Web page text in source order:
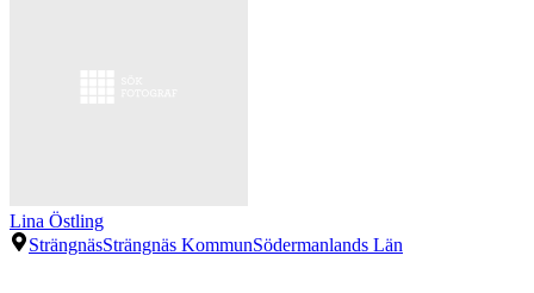
Lina Östling
SträngnäsSträngnäs KommunSödermanlands Län